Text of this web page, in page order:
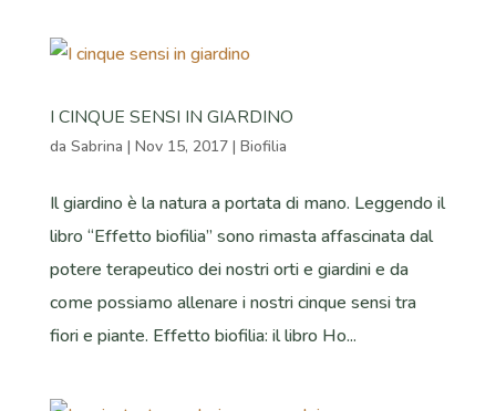
I CINQUE SENSI IN GIARDINO
da Sabrina | Nov 15, 2017| Biofilia
Il giardino è la natura a portata di mano. Leggendo il
libro “Effetto biofilia” sono rimasta affascinata dal
potere terapeutico dei nostri orti e giardini e da
come possiamo allenare i nostri cinque sensi tra
fiori e piante. Effetto biofilia: il libro Ho...